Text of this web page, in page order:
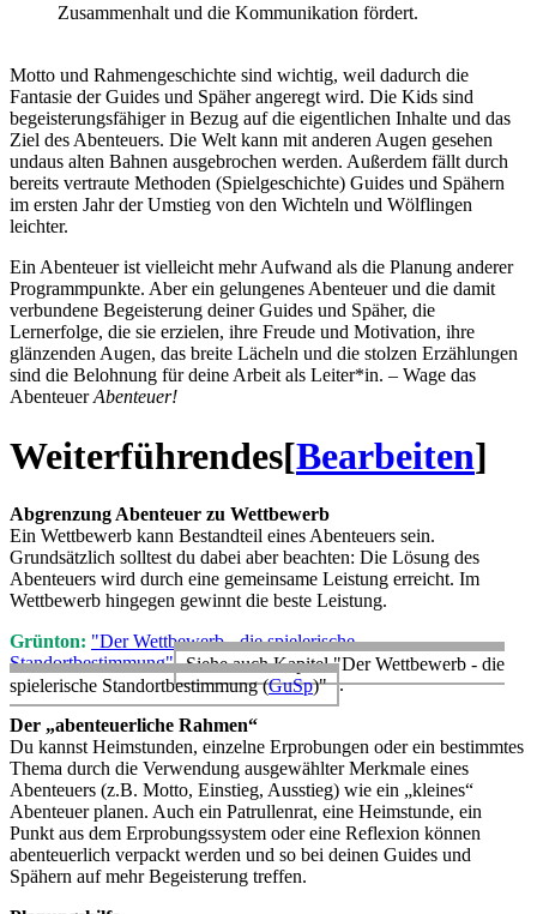
Zusammenhalt und die Kommunikation fördert.
Motto und Rahmengeschichte sind wichtig, weil dadurch die
Fantasie der Guides und Späher angeregt wird. Die Kids sind
begeisterungsfähiger in Bezug auf die eigentlichen Inhalte und das
Ziel des Abenteuers. Die Welt kann mit anderen Augen gesehen
undaus alten Bahnen ausgebrochen werden. Außerdem fällt durch
bereits vertraute Methoden (Spielgeschichte) Guides und Spähern
im ersten Jahr der Umstieg von den Wichteln und Wölflingen
leichter.
Ein Abenteuer ist vielleicht mehr Aufwand als die Planung anderer
Programmpunkte. Aber ein gelungenes Abenteuer und die damit
verbundene Begeisterung deiner Guides und Späher, die
Lernerfolge, die sie erzielen, ihre Freude und Motivation, ihre
glänzenden Augen, das breite Lächeln und die stolzen Erzählungen
sind die Belohnung für deine Arbeit als Leiter*in. – Wage das
AbenteuerAbenteuer!
Weiterführendes[Bearbeiten]
Abgrenzung Abenteuer zu Wettbewerb
Ein Wettbewerb kann Bestandteil eines Abenteuers sein.
Grundsätzlich solltest du dabei aber beachten: Die Lösung des
Abenteuers wird durch eine gemeinsame Leistung erreicht. Im
Wettbewerb hingegen gewinnt die beste Leistung.
Grünton: "Der Wettbewerb - die spielerische
Standortbestimmung" Siehe auch Kapitel "Der Wettbewerb - die
spielerische Standortbestimmung (GuSp)" .
Der „abenteuerliche Rahmen“
Du kannst Heimstunden, einzelne Erprobungen oder ein bestimmtes
Thema durch die Verwendung ausgewählter Merkmale eines
Abenteuers (z.B. Motto, Einstieg, Ausstieg) wie ein „kleines“
Abenteuer planen. Auch ein Patrullenrat, eine Heimstunde, ein
Punkt aus dem Erprobungssystem oder eine Reflexion können
abenteuerlich verpackt werden und so bei deinen Guides und
Spähern auf mehr Begeisterung treffen.